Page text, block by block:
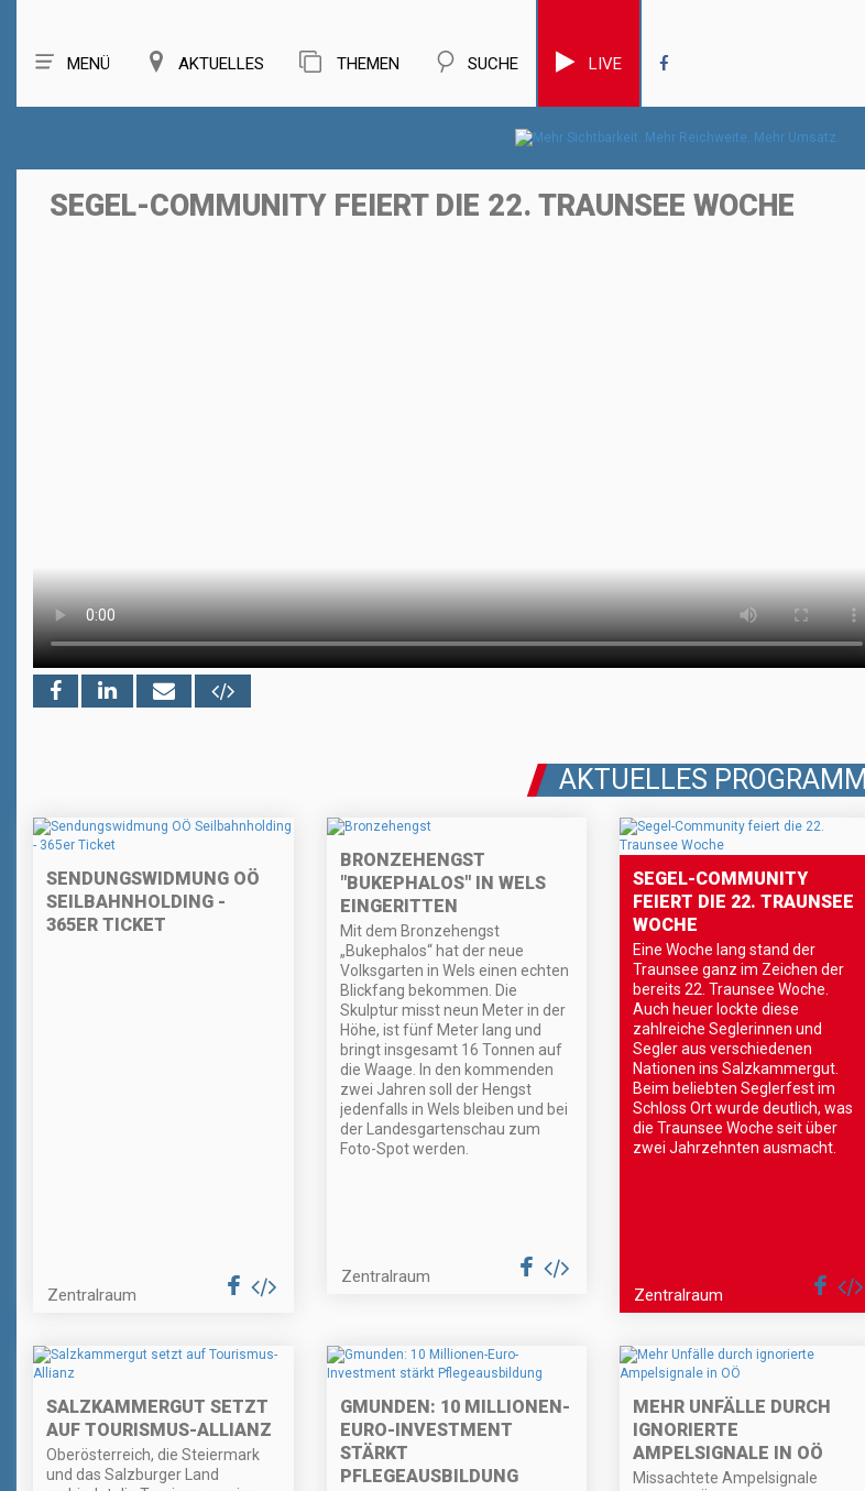
MENÜ AKTUELLES THEMEN SUCHE LIVE
SEGEL-COMMUNITY FEIERT DIE 22. TRAUNSEE WOCHE
AKTUELLES PROGRAMM
SENDUNGSWIDMUNG OÖ
SEILBAHNHOLDING -
365ER TICKET
Zentralraum
BRONZEHENGST
"BUKEPHALOS" IN WELS
EINGERITTEN
Mit dem Bronzehengst
„Bukephalos“ hat der neue
Volksgarten in Wels einen echten
Blickfang bekommen. Die
Skulptur misst neun Meter in der
Höhe, ist fünf Meter lang und
bringt insgesamt 16 Tonnen auf
die Waage. In den kommenden
zwei Jahren soll der Hengst
jedenfalls in Wels bleiben und bei
der Landesgartenschau zum
Foto-Spot werden.
Zentralraum
SEGEL-COMMUNITY
FEIERT DIE 22. TRAUNSEE
WOCHE
Eine Woche lang stand der
Traunsee ganz im Zeichen der
bereits 22. Traunsee Woche.
Auch heuer lockte diese
zahlreiche Seglerinnen und
Segler aus verschiedenen
Nationen ins Salzkammergut.
Beim beliebten Seglerfest im
Schloss Ort wurde deutlich, was
die Traunsee Woche seit über
zwei Jahrzehnten ausmacht.
Zentralraum
SALZKAMMERGUT SETZT
AUF TOURISMUS-ALLIANZ
Oberösterreich, die Steiermark
und das Salzburger Land
GMUNDEN: 10 MILLIONEN-
EURO-INVESTMENT
STÄRKT
PFLEGEAUSBILDUNG
MEHR UNFÄLLE DURCH
IGNORIERTE
AMPELSIGNALE IN OÖ
Missachtete Ampelsignale